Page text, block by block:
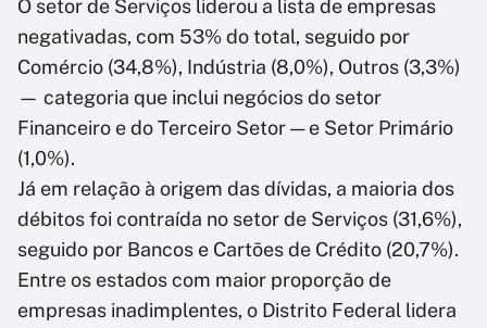
O setor de Serviços liderou a lista de empresas
negativadas, com 53% do total, seguido por
Comércio (34,8%), Indústria (8,0%), Outros (3,3%)
— categoria que inclui negócios do setor
Financeiro e do Terceiro Setor — e Setor Primário
(1,0%).
Já em relação à origem das dívidas, a maioria dos
débitos foi contraída no setor de Serviços (31,6%),
seguido por Bancos e Cartões de Crédito (20,7%).
Entre os estados com maior proporção de
empresas inadimplentes, o Distrito Federal lidera